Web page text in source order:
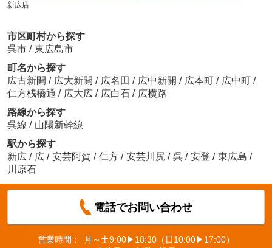
新広店
市区町村から探す
呉市 / 東広島市
町名から探す
広古新開 / 広大新開 / 広名田 / 広中新開 / 広本町 / 広中町 /
仁方桟橋通 / 広大広 / 広白石 / 広横路
路線から探す
呉線 / 山陽新幹線
駅から探す
新広 / 広 / 安芸阿賀 / 仁方 / 安芸川尻 / 呉 / 安登 / 東広島 /
川原石
電話でお問い合わせ
営業時間：
月～土9:00▶18:30（日10:00▶17:00）